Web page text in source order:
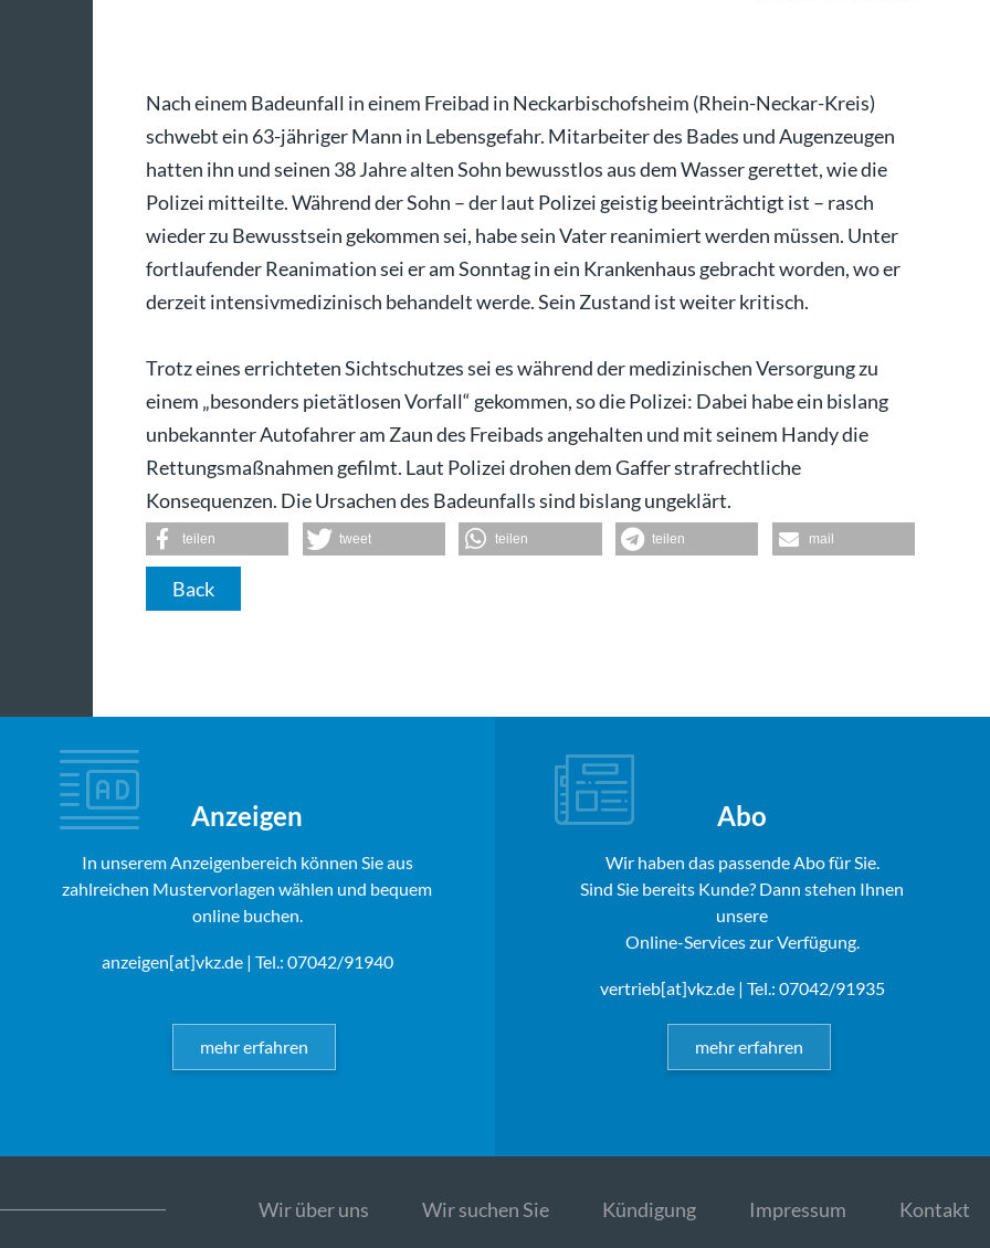
Nach einem Badeunfall in einem Freibad in Neckarbischofsheim (Rhein-Neckar-Kreis)
schwebt ein 63-jähriger Mann in Lebensgefahr. Mitarbeiter des Bades und Augenzeugen
hatten ihn und seinen 38 Jahre alten Sohn bewusstlos aus dem Wasser gerettet, wie die
Polizei mitteilte. Während der Sohn – der laut Polizei geistig beeinträchtigt ist – rasch
wieder zu Bewusstsein gekommen sei, habe sein Vater reanimiert werden müssen. Unter
fortlaufender Reanimation sei er am Sonntag in ein Krankenhaus gebracht worden, wo er
derzeit intensivmedizinisch behandelt werde. Sein Zustand ist weiter kritisch.
Trotz eines errichteten Sichtschutzes sei es während der medizinischen Versorgung zu
einem „besonders pietätlosen Vorfall“ gekommen, so die Polizei: Dabei habe ein bislang
unbekannter Autofahrer am Zaun des Freibads angehalten und mit seinem Handy die
Rettungsmaßnahmen gefilmt. Laut Polizei drohen dem Gaffer strafrechtliche
Konsequenzen. Die Ursachen des Badeunfalls sind bislang ungeklärt.
teilen tweet teilen teilen mail
Back
Anzeigen
In unserem Anzeigenbereich können Sie aus
zahlreichen Mustervorlagen wählen und bequem
online buchen.
anzeigen[at]vkz.de| Tel.: 07042/91940
mehr erfahren
Abo
Wir haben das passende Abo für Sie.
Sind Sie bereits Kunde? Dann stehen Ihnen
unsere
Online-Services zur Verfügung.
vertrieb[at]vkz.de| Tel.: 07042/91935
mehr erfahren
Wir über uns Wir suchen Sie Kündigung Impressum Kontakt